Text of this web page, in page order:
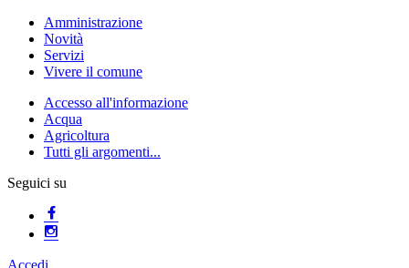
Amministrazione
Novità
Servizi
Vivere il comune
Accesso all'informazione
Acqua
Agricoltura
Tutti gli argomenti...
Seguici su
Accedi